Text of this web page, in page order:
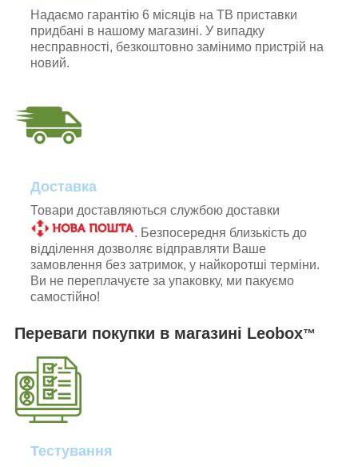
Надаємо гарантію 6 місяців на ТВ приставки
придбані в нашому магазині. У випадку
несправності, безкоштовно замінимо пристрій на
новий.
Доставка
Товари доставляються службою доставки
. Безпосередня близькість до
відділення дозволяє відправляти Ваше
замовлення без затримок, у найкоротші терміни.
Ви не переплачуєте за упаковку, ми пакуємо
самостійно!
Переваги покупки в магазині Leobox™
Тестування